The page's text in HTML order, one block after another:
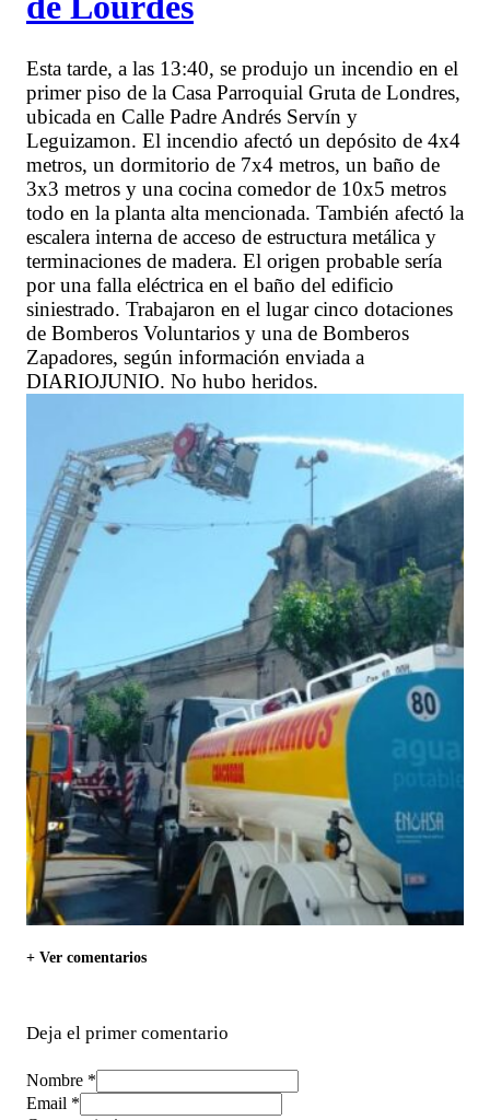
Esta tarde, a las 13:40, se produjo un incendio en el
primer piso de la Casa Parroquial Gruta de Londres,
ubicada en Calle Padre Andrés Servín y
Leguizamon. El incendio afectó un depósito de 4x4
metros, un dormitorio de 7x4 metros, un baño de
3x3 metros y una cocina comedor de 10x5 metros
todo en la planta alta mencionada. También afectó la
escalera interna de acceso de estructura metálica y
terminaciones de madera. El origen probable sería
por una falla eléctrica en el baño del edificio
siniestrado. Trabajaron en el lugar cinco dotaciones
de Bomberos Voluntarios y una de Bomberos
Zapadores, según información enviada a
DIARIOJUNIO. No hubo heridos.
+ Ver comentarios
Deja el primer comentario
Nombre *
Email *